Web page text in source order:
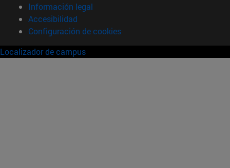
Información legal
Accesibilidad
Configuración de cookies
Localizador de campus